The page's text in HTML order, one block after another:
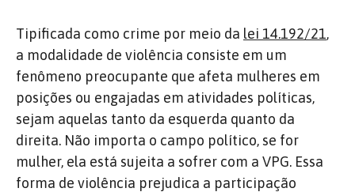
Tipificada como crime por meio da lei 14.192/21,
a modalidade de violência consiste em um
fenômeno preocupante que afeta mulheres em
posições ou engajadas em atividades políticas,
sejam aquelas tanto da esquerda quanto da
direita. Não importa o campo político, se for
mulher, ela está sujeita a sofrer com a VPG. Essa
forma de violência prejudica a participação